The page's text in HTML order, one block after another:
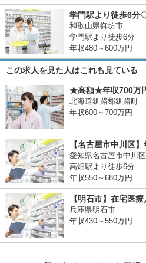
学門駅より徒歩6
和歌山県御坊市
学門駅より徒歩6分
年収480～600万円
この求人を見た人はこれも見ている
★高額★年収700万
北海道釧路郡釧路町
年収600～700万円
【名古屋市中川区
愛知県名古屋市中川区
高畑駅より徒歩6分
年収550～680万円
【明石市】在宅医
兵庫県明石市
年収430～550万円